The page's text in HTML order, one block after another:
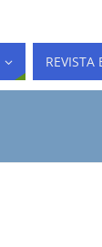
REVISTA